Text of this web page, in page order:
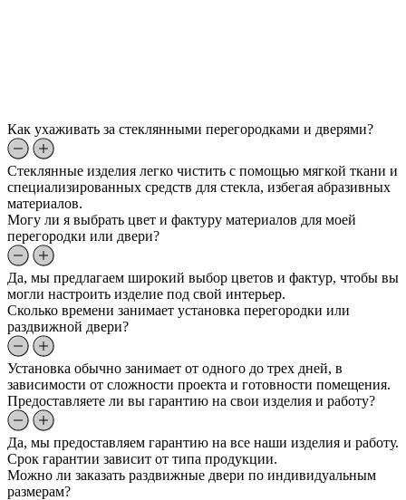
Как ухаживать за стеклянными перегородками и дверями?
Стеклянные изделия легко чистить с помощью мягкой ткани и
специализированных средств для стекла, избегая абразивных
материалов.
Могу ли я выбрать цвет и фактуру материалов для моей
перегородки или двери?
Да, мы предлагаем широкий выбор цветов и фактур, чтобы вы
могли настроить изделие под свой интерьер.
Сколько времени занимает установка перегородки или
раздвижной двери?
Установка обычно занимает от одного до трех дней, в
зависимости от сложности проекта и готовности помещения.
Предоставляете ли вы гарантию на свои изделия и работу?
Да, мы предоставляем гарантию на все наши изделия и работу.
Срок гарантии зависит от типа продукции.
Можно ли заказать раздвижные двери по индивидуальным
размерам?